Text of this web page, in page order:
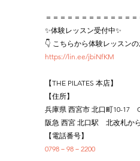
＝＝＝＝＝＝＝＝＝＝＝＝
✨体験レッスン受付中✨
👇 こちらから体験レッスン
https://lin.ee/jbiNfKM
【THE PILATES 本店】
【住所】
兵庫県 西宮市 北口町10-17　
阪急 西宮 北口駅　北改札か
【電話番号】
0798－98－2200